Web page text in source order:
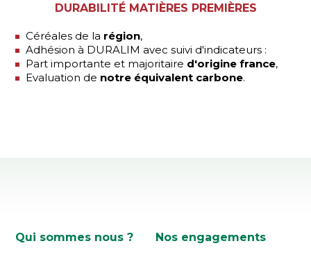
DURABILITÉ MATIÈRES PREMIÈRES
Céréales de la région,
Adhésion à DURALIM avec suivi d'indicateurs :
Part importante et majoritaire d'origine france,
Evaluation de notre équivalent carbone.
de
Qui sommes nous ? Nos engagements